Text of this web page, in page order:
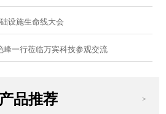
设施生命线大会
峰一行莅临万宾科技参观交流
产品推荐 >